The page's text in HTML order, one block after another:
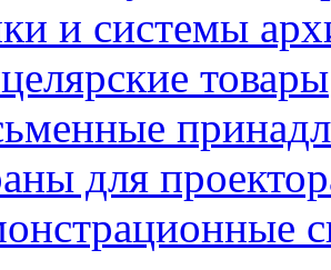
и системы
товары
для